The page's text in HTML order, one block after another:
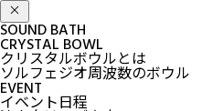
SOUND BATH
CRYSTAL BOWL
クリスタルボウルとは
ソルフェジオ周波数のボウル
EVENT
イベント日程